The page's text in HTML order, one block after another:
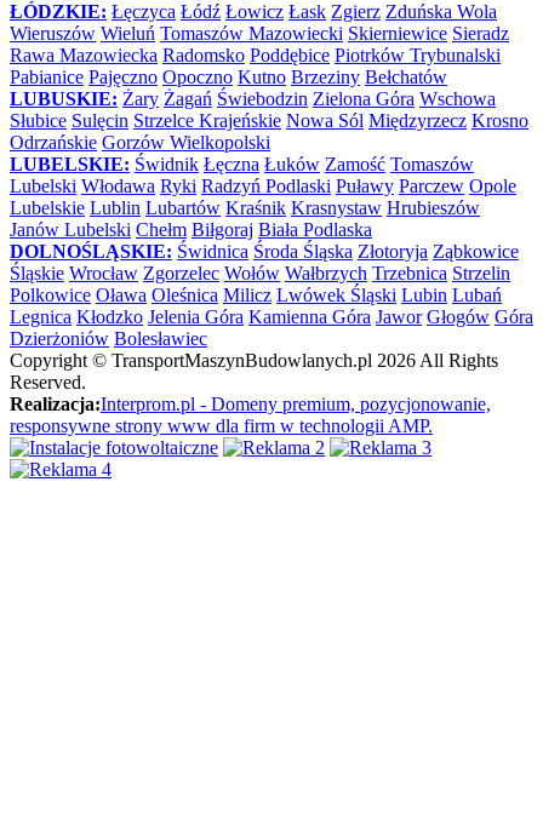
ŁÓDZKIE: Łęczyca Łódź Łowicz Łask Zgierz Zduńska Wola
Wieruszów Wieluń Tomaszów Mazowiecki Skierniewice Sieradz
Rawa Mazowiecka Radomsko Poddębice Piotrków Trybunalski
Pabianice Pajęczno Opoczno Kutno Brzeziny Bełchatów
LUBUSKIE: Żary Żagań Świebodzin Zielona Góra Wschowa
Słubice Sulęcin Strzelce Krajeńskie Nowa Sól Międzyrzecz Krosno
Odrzańskie Gorzów Wielkopolski
LUBELSKIE: Świdnik Łęczna Łuków Zamość Tomaszów
Lubelski Włodawa Ryki Radzyń Podlaski Puławy Parczew Opole
Lubelskie Lublin Lubartów Kraśnik Krasnystaw Hrubieszów
Janów Lubelski Chełm Biłgoraj Biała Podlaska
DOLNOŚLĄSKIE: Świdnica Środa Śląska Złotoryja Ząbkowice
Śląskie Wrocław Zgorzelec Wołów Wałbrzych Trzebnica Strzelin
Polkowice Oława Oleśnica Milicz Lwówek Śląski Lubin Lubań
Legnica Kłodzko Jelenia Góra Kamienna Góra Jawor Głogów Góra
Dzierżoniów Bolesławiec
Copyright © TransportMaszynBudowlanych.pl 2026 All Rights
Reserved.
Realizacja:Interprom.pl - Domeny premium, pozycjonowanie,
responsywne strony www dla firm w technologii AMP.